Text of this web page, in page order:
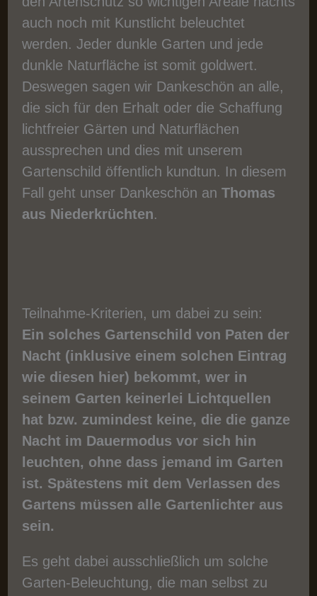
auch noch mit Kunstlicht beleuchtet
werden. Jeder dunkle Garten und jede
dunkle Naturfläche ist somit goldwert.
Deswegen sagen wir Dankeschön an alle,
die sich für den Erhalt oder die Schaffung
lichtfreier Gärten und Naturflächen
aussprechen und dies mit unserem
Gartenschild öffentlich kundtun. In diesem
Fall geht unser Dankeschön an Thomas
aus Niederkrüchten.
Teilnahme-Kriterien, um dabei zu sein:
Ein solches Gartenschild von Paten der
Nacht (inklusive einem solchen Eintrag
wie diesen hier) bekommt, wer in
seinem Garten keinerlei Lichtquellen
hat bzw. zumindest keine, die die ganze
Nacht im Dauermodus vor sich hin
leuchten, ohne dass jemand im Garten
ist. Spätestens mit dem Verlassen des
Gartens müssen alle Gartenlichter aus
sein.
Es geht dabei ausschließlich um solche
Garten-Beleuchtung, die man selbst zu